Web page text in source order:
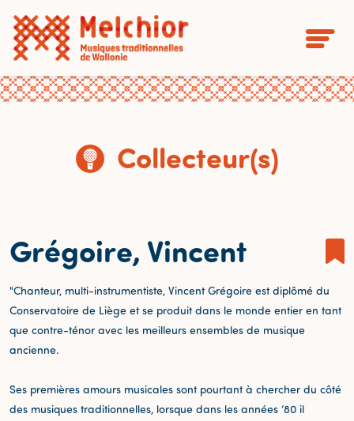
Collecteur(s)
Grégoire, Vincent
"Chanteur, multi-instrumentiste, Vincent Grégoire est diplômé du
Conservatoire de Liège et se produit dans le monde entier en tant
que contre-ténor avec les meilleurs ensembles de musique
ancienne.
Ses premières amours musicales sont pourtant à chercher du côté
des musiques traditionnelles, lorsque dans les années ‘80 il